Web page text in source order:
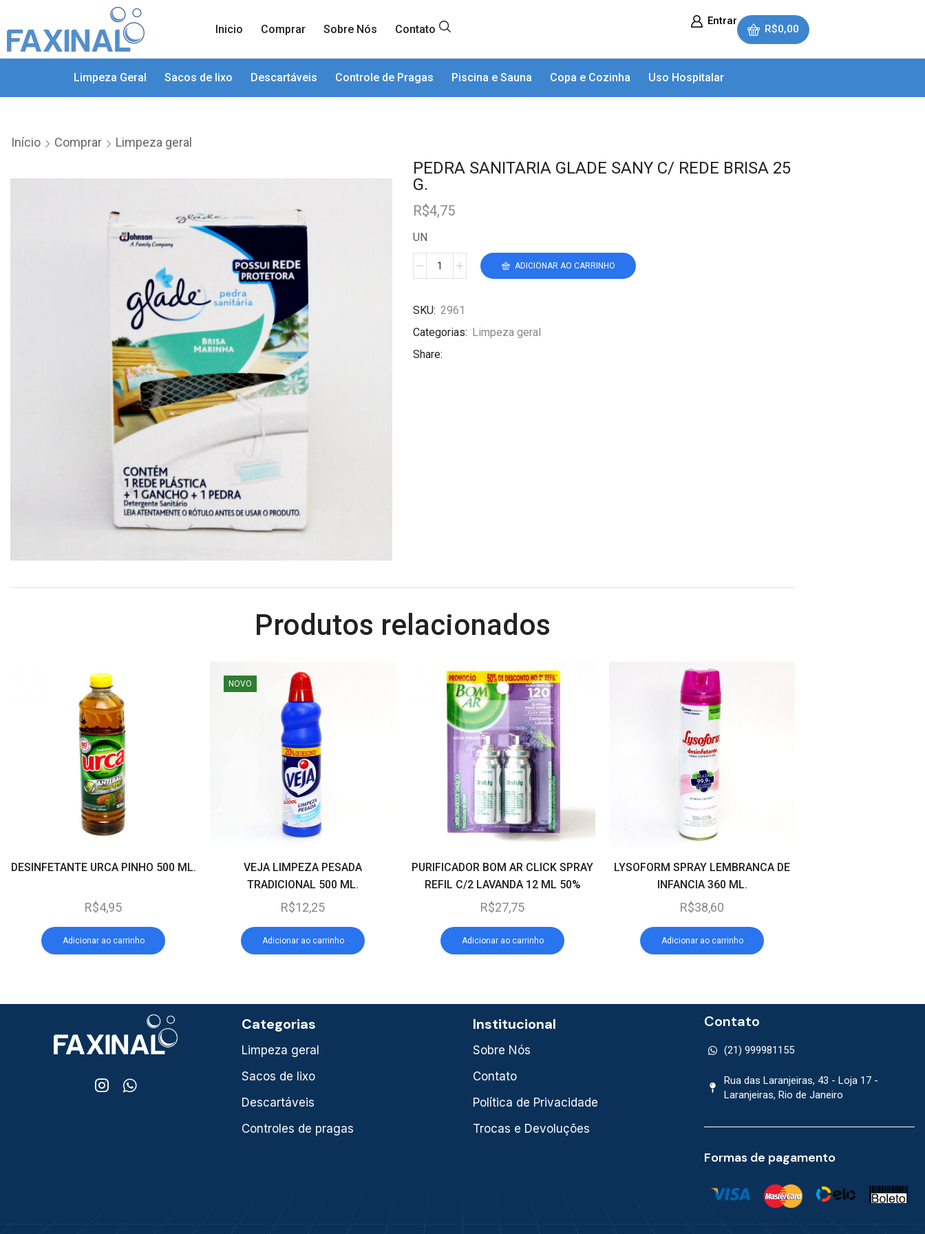
Inicio Comprar Sobre Nós Contato
Entrar
R$0,00
Limpeza Geral Sacos de lixo Descartáveis Controle de Pragas Piscina e Sauna Copa e Cozinha Uso Hospitalar
Início Comprar Limpeza geral
PEDRA SANITARIA GLADE SANY C/ REDE BRISA 25
G.
R$4,75
UN
ADICIONAR AO CARRINHO
SKU: 2961
Categorias: Limpeza geral
Share:
Produtos relacionados
DESINFETANTE URCA PINHO 500 ML.
R$4,95
Adicionar ao carrinho
NOVO
VEJA LIMPEZA PESADA
TRADICIONAL 500 ML.
R$12,25
Adicionar ao carrinho
PURIFICADOR BOM AR CLICK SPRAY
REFIL C/2 LAVANDA 12 ML 50%
DESCONTO
R$27,75
Adicionar ao carrinho
LYSOFORM SPRAY LEMBRANCA DE
INFANCIA 360 ML.
R$38,60
Adicionar ao carrinho
Categorias
Limpeza geral
Sacos de lixo
Descartáveis
Controles de pragas
Institucional
Sobre Nós
Contato
Política de Privacidade
Trocas e Devoluções
Contato
(21) 999981155
Rua das Laranjeiras, 43 - Loja 17 -
Laranjeiras, Rio de Janeiro
Formas de pagamento